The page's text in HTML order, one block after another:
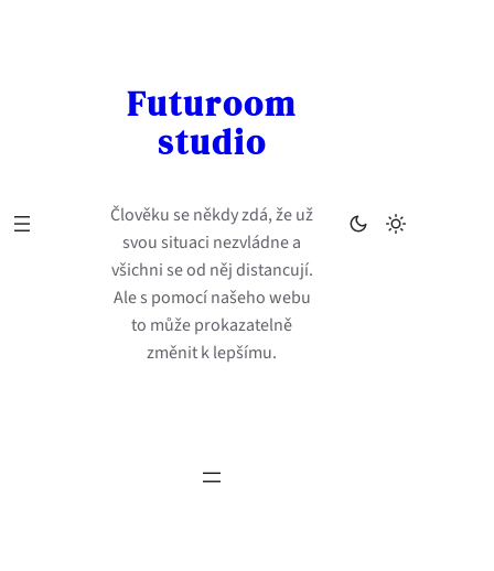
Futuroom
studio
Člověku se někdy zdá, že už
svou situaci nezvládne a
všichni se od něj distancují.
Ale s pomocí našeho webu
to může prokazatelně
změnit k lepšímu.